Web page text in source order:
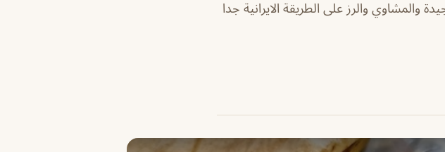
والمشاوي والرز على الطريقة الايرانية جدا